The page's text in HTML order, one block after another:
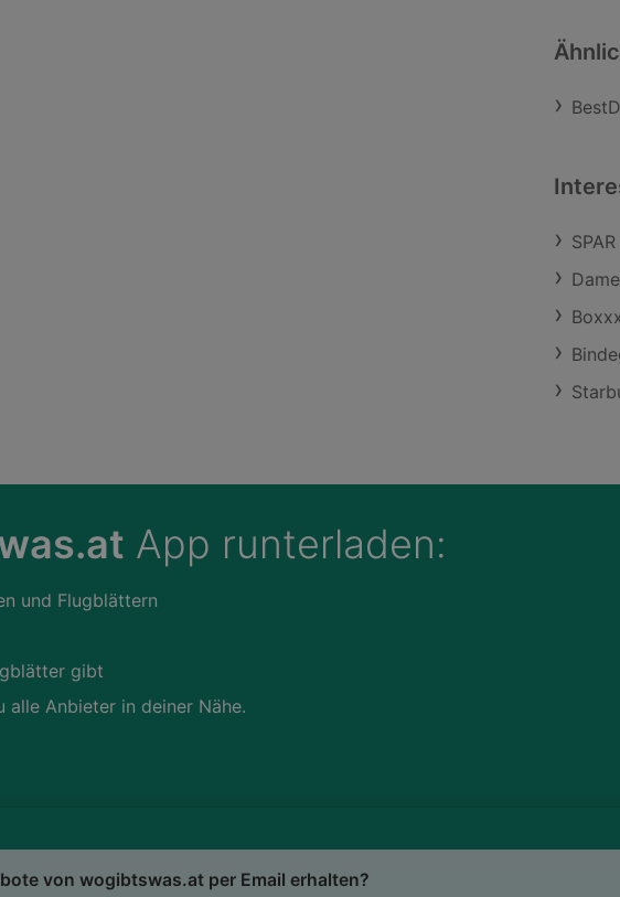
von wogibtswas.at per Email erhalten?
App runterladen:
und Flugblättern
gibt
Anbieter in deiner Nähe.